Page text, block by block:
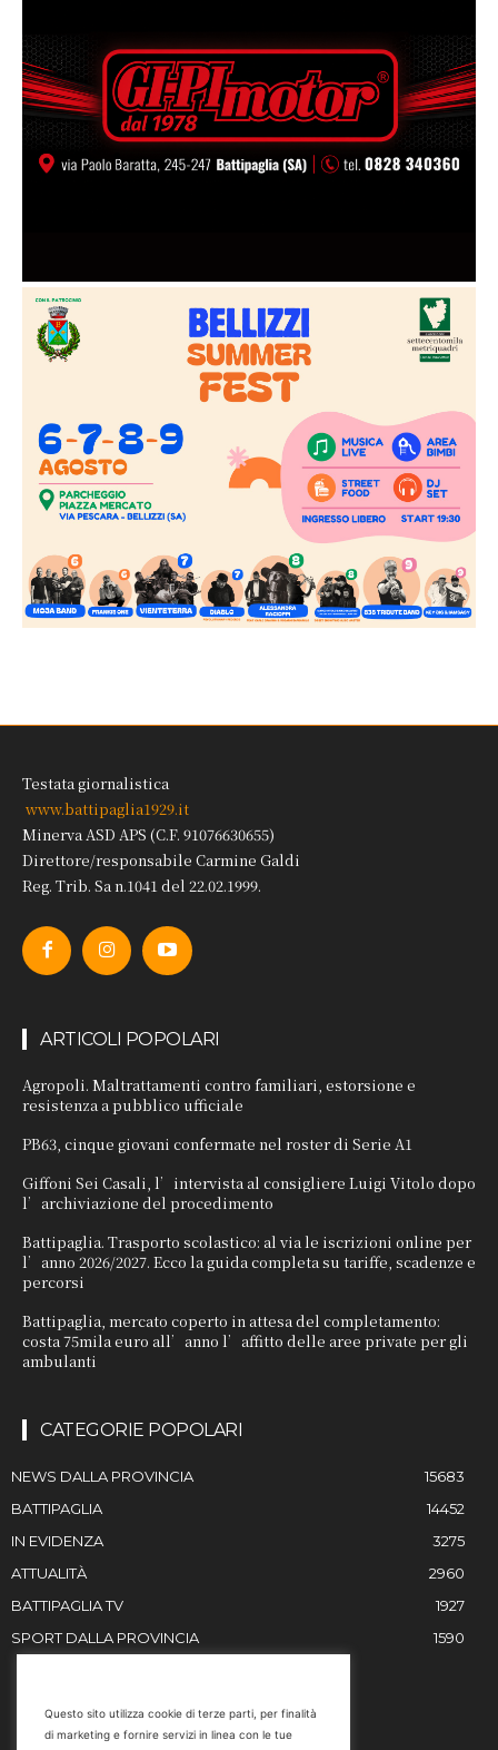
Testata giornalistica
www.battipaglia1929.it
Minerva ASD APS (C.F. 91076630655)
Direttore/responsabile Carmine Galdi
Reg. Trib. Sa n.1041 del 22.02.1999.
ARTICOLI POPOLARI
Agropoli. Maltrattamenti contro familiari, estorsione e
resistenza a pubblico ufficiale
PB63, cinque giovani confermate nel roster di Serie A1
Giffoni Sei Casali, l’intervista al consigliere Luigi Vitolo dopo
l’archiviazione del procedimento
Battipaglia. Trasporto scolastico: al via le iscrizioni online per
l’anno 2026/2027. Ecco la guida completa su tariffe, scadenze e
percorsi
Battipaglia, mercato coperto in attesa del completamento:
costa 75mila euro all’anno l’affitto delle aree private per gli
ambulanti
CATEGORIE POPOLARI
NEWS DALLA PROVINCIA
15683
BATTIPAGLIA
14452
IN EVIDENZA
3275
ATTUALITÀ
2960
BATTIPAGLIA TV
1927
SPORT DALLA PROVINCIA
1590
Questo sito utilizza cookie di terze parti, per finalità
di marketing e fornire servizi in linea con le tue